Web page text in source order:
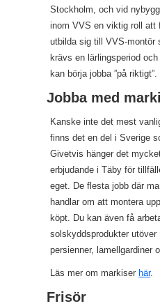
Stockholm, och vid
inom VVS en viktig roll att
utbilda sig till VVS-montör
krävs en lärlingsperiod
kan börja jobba ”på riktigt”.
Jobba med
Kanske inte det mest
finns det en del i Sverige
Givetvis hänger det
erbjudande i Täby för
eget. De flesta jobb där
handlar om att montera
köpt. Du kan även få
solskyddsprodukter utöver
persienner, lamellgardiner
Läs mer om markiser här.
Frisör